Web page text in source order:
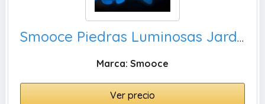
Smooce Piedras Luminosas Jardín,Piedras Decorativas para Jarrones
Marca: Smooce
Ver precio